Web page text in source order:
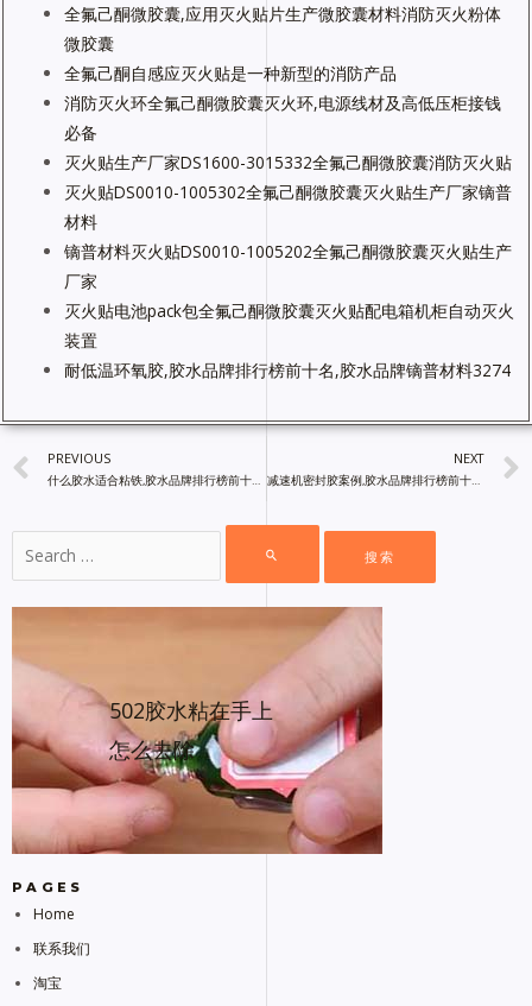
全氟己酮微胶囊,应用灭火贴片生产微胶囊材料消防灭火粉体
微胶囊
全氟己酮自感应灭火贴是一种新型的消防产品
消防灭火环全氟己酮微胶囊灭火环,电源线材及高低压柜接钱
必备
灭火贴生产厂家DS1600-3015332全氟己酮微胶囊消防灭火贴
灭火贴DS0010-1005302全氟己酮微胶囊灭火贴生产厂家镝普
材料
镝普材料灭火贴DS0010-1005202全氟己酮微胶囊灭火贴生产
厂家
灭火贴电池pack包全氟己酮微胶囊灭火贴配电箱机柜自动灭火
装置
耐低温环氧胶,胶水品牌排行榜前十名,胶水品牌镝普材料3274
PREVIOUS
什么胶水适合粘铁,胶水品牌排行榜前十名,镝普材,胶粘剂厂家
NEXT
减速机密封胶案例,胶水品牌排行榜前十名,镝普材料胶粘剂厂家
502胶水粘在手上
怎么去除
PAGES
Home
联系我们
淘宝